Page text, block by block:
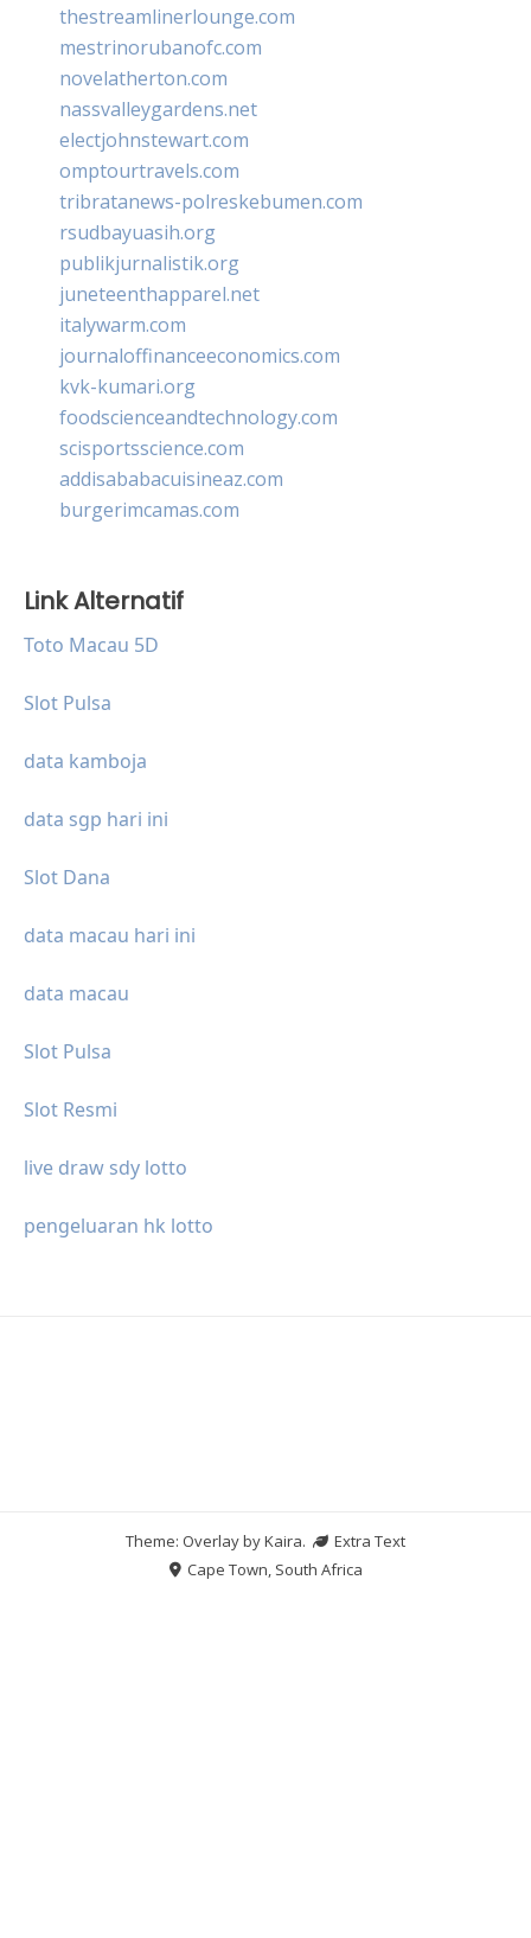
thestreamlinerlounge.com
mestrinorubanofc.com
novelatherton.com
nassvalleygardens.net
electjohnstewart.com
omptourtravels.com
tribratanews-polreskebumen.com
rsudbayuasih.org
publikjurnalistik.org
juneteenthapparel.net
italywarm.com
journaloffinanceeconomics.com
kvk-kumari.org
foodscienceandtechnology.com
scisportsscience.com
addisababacuisineaz.com
burgerimcamas.com
Link Alternatif
Toto Macau 5D
Slot Pulsa
data kamboja
data sgp hari ini
Slot Dana
data macau hari ini
data macau
Slot Pulsa
Slot Resmi
live draw sdy lotto
pengeluaran hk lotto
Theme: Overlay byKaira.
Extra Text
Cape Town, South Africa